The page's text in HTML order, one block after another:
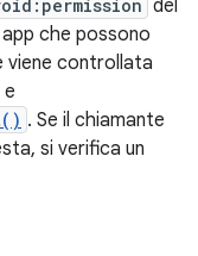
del
che possono
viene controllata
e
. Se il chiamante
si verifica un